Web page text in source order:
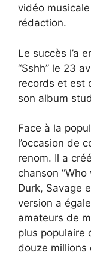
vidéo
rédaction.
Le succès l’a
“Sshh” le 23
records et est
son album
Face à la
l’occasion de
renom. Il a
chanson
Durk, Savage
version a
amateurs de
plus populaire
douze millions